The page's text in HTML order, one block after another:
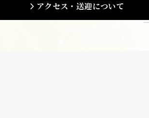
アクセス・送迎について